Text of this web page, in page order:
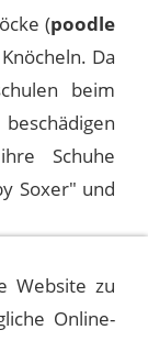
(poodle
Da
beim
Schuhe
Soxer" und
Website zu
Online-